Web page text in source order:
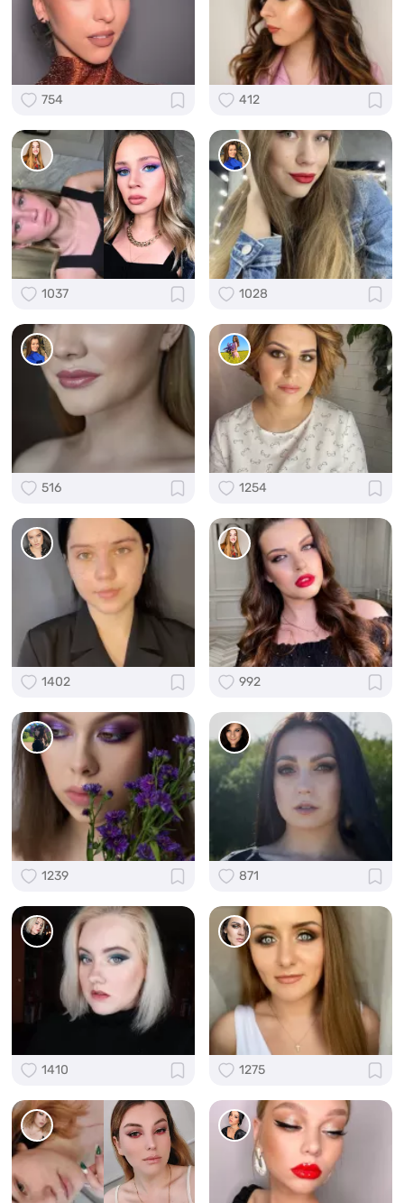
754 412
1037 1028
516 1254
1402 992
1239 871
1410 1275